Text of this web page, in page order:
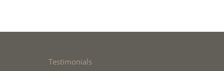
Testimonials